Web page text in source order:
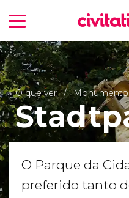
O que ver
O Parque da
preferido tanto